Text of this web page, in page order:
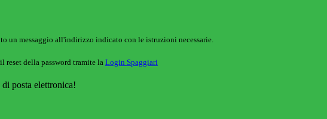
un messaggio all'indirizzo indicato con le istruzioni necessarie.
reset della password tramite la Login Spaggiari
posta elettronica!